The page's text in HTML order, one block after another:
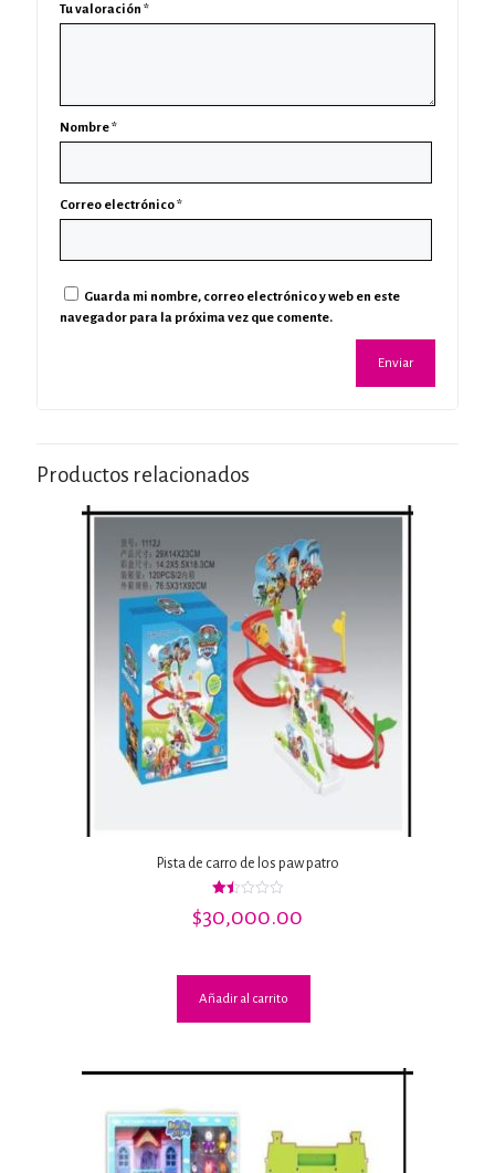
Tu valoración *
Nombre*
Correo electrónico*
Guarda mi nombre, correo electrónico y web en este
navegador para la próxima vez que comente.
Productos relacionados
Pista de carro de los paw patro
con
$30,000.00
Añadir al carrito